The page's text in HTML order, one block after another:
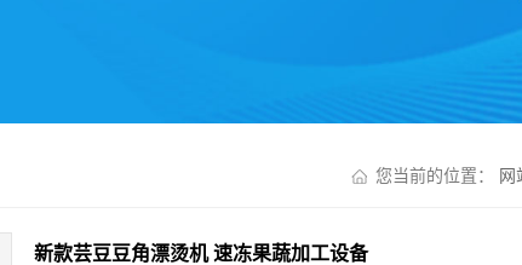
您当前的位置： 网
新款芸豆豆角漂烫机 速冻果蔬加工设备